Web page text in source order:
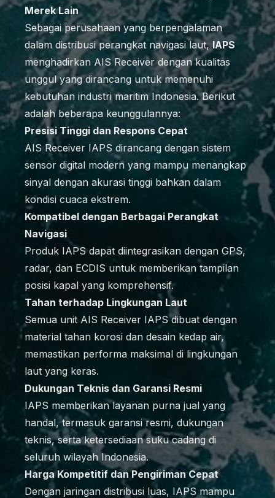
Merek Lain
Sebagai perusahaan yang berpengalaman
dalam distribusi perangkat navigasi laut, IAPS
menghadirkan AIS Receiver dengan kualitas
unggul yang dirancang untuk memenuhi
kebutuhan industri maritim Indonesia. Berikut
adalah beberapa keunggulannya:
Presisi Tinggi dan Respons Cepat
AIS Receiver IAPS dirancang dengan sistem
sensor digital modern yang mampu menangkap
sinyal dengan akurasi tinggi bahkan dalam
kondisi cuaca ekstrem.
Kompatibel dengan Berbagai Perangkat
Navigasi
Produk IAPS dapat diintegrasikan dengan GPS,
radar, dan ECDIS untuk memberikan tampilan
posisi kapal yang komprehensif.
Tahan terhadap Lingkungan Laut
Semua unit AIS Receiver IAPS dibuat dengan
material tahan korosi dan desain kedap air,
memastikan performa maksimal di lingkungan
laut yang keras.
Dukungan Teknis dan Garansi Resmi
IAPS memberikan layanan purna jual yang
handal, termasuk garansi resmi, dukungan
teknis, serta ketersediaan suku cadang di
seluruh wilayah Indonesia.
Harga Kompetitif dan Pengiriman Cepat
Dengan jaringan distribusi luas, IAPS mampu